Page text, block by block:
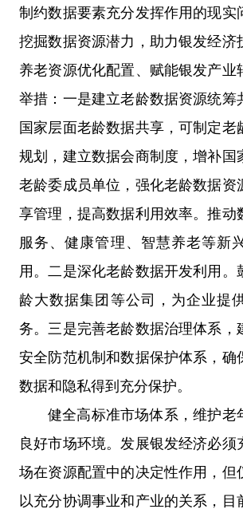
制约数据要素充分发挥作用的现实
挖掘数据资源潜力，助力银发经济
养老资源优化配置、赋能银发产业
举措：一是建立老龄数据资源统筹
国家层面老龄数据共享，可制定老
规划，建立数据会商制度，增补国
老龄委成员单位，强化老龄数据资
享管理，提高数据利用效率。推动
服务、健康管理、智慧养老等新
用。二是深化老龄数据开发利用。
龄大数据集团等公司，为企业提
务。三是完善老龄数据治理体系，
安全防范机制和数据保护体系，确
数据和隐私得到充分保护。
健全高标准市场体系，维护老
良好市场环境。发展银发经济必
场在资源配置中的决定性作用，但
以充分协调事业和产业的关系，目